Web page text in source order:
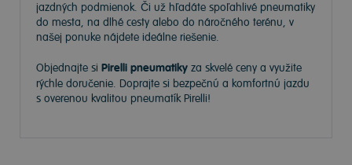
jazdných podmienok. Či už hľadáte spoľahlivé pneumatiky
do mesta, na dlhé cesty alebo do náročného terénu, v
našej ponuke nájdete ideálne riešenie.
Objednajte si Pirelli pneumatiky za skvelé ceny a využite
rýchle doručenie. Doprajte si bezpečnú a komfortnú jazdu
s overenou kvalitou pneumatík Pirelli!